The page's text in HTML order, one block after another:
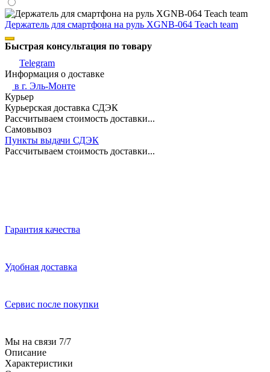
Держатель для смартфона на руль XGNB-064 Teach team
Быстрая консультация по товару
Telegram
Информация о доставке
в г. Эль-Монте
Курьер
Курьерская доставка СДЭК
Рассчитываем стоимость доставки...
Самовывоз
Пункты выдачи СДЭК
Рассчитываем стоимость доставки...
Гарантия качества
Удобная доставка
Сервис после покупки
Мы на связи 7/7
Описание
Характеристики